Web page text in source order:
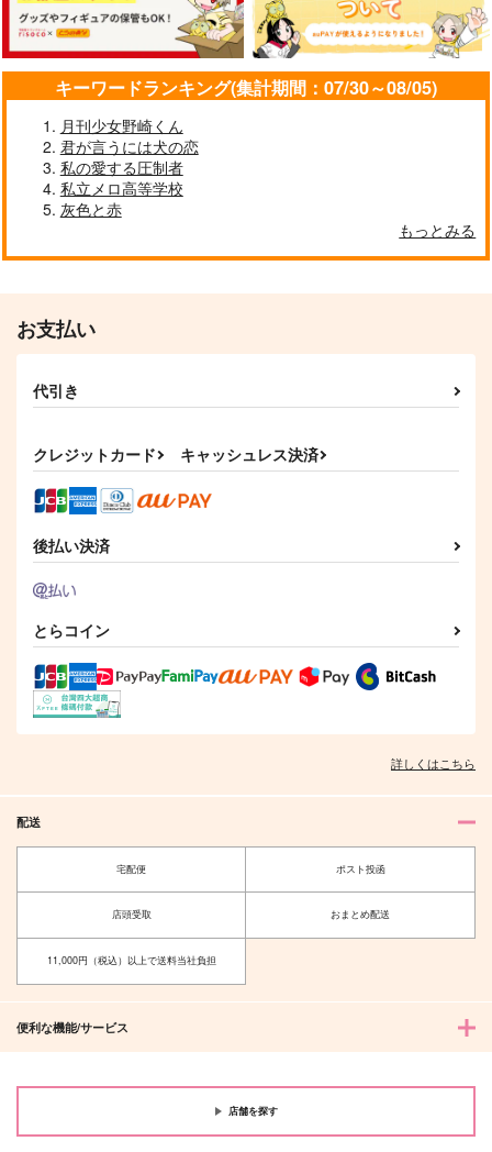
キーワードランキング(集計期間：07/30～08/05)
月刊少女野崎くん
君が言うには犬の恋
私の愛する圧制者
私立メロ高等学校
灰色と赤
もっとみる
お支払い
代引き
クレジットカード キャッシュレス決済
後払い決済
とらコイン
詳しくはこちら
配送
宅配便 ポスト投函
店頭受取 おまとめ配送
11,000円（税込）以上で送料当社負担
便利な機能/サービス
店舗を探す